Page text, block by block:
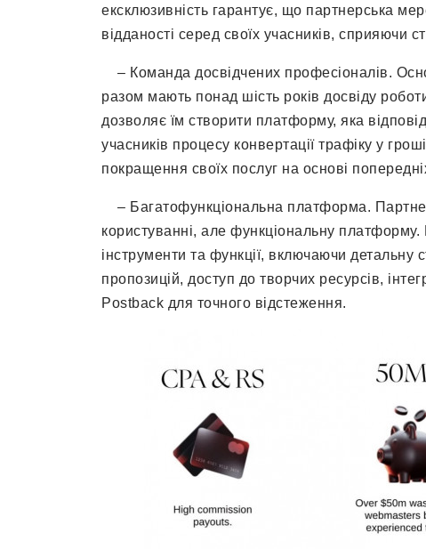
ексклюзивність гарантує, що партнерська
відданості серед своїх учасників, сприяючи
– Команда досвідчених професіоналів.
разом мають понад шість років досвіду
дозволяє їм створити платформу, яка
учасників процесу конвертації трафіку у
покращення своїх послуг на основі попередніх
– Багатофункціональна платформа.
користуванні, але функціональну
інструменти та функції, включаючи детальну
пропозицій, доступ до творчих ресурсів,
Postback для точного відстеження.